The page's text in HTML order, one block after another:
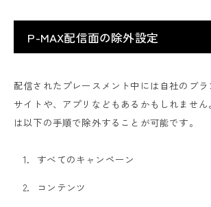
P-MAX配信面の除外設定
配信されたプレースメント中には自社のブラ
サイトや、アプリなどもあるかもしれませ
は以下の手順で除外することが可能です。
すべてのキャンペーン
コンテンツ